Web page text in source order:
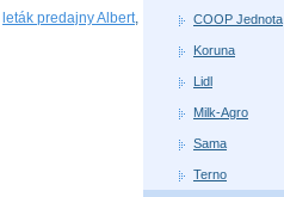
leták predajny Albert,
COOP Jednota
Koruna
Lidl
Milk-Agro
Sama
Terno